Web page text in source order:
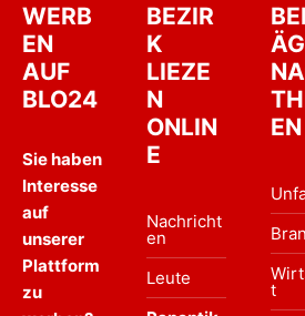
WERB
EN
AUF
BLO24
Sie haben
Interesse
auf
unserer
Plattform
zu
BEZIR
K
LIEZE
N
ONLIN
E
Nachricht
en
Leute
EN
t